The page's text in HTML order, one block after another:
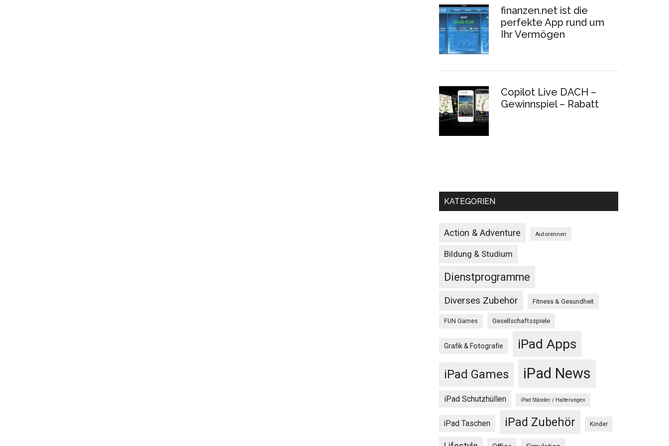
finanzen.net ist die
perfekte App rund um
Ihr Vermögen
Copilot Live DACH –
Gewinnspiel – Rabatt
KATEGORIEN
Action & Adventure Autorennen
Bildung & Studium
Dienstprogramme
Diverses Zubehör Fitness & Gesundheit
FUN Games Gesellschaftsspiele
Grafik & Fotografie iPad Apps
iPad Games iPad News
iPad Schutzhüllen iPad Ständer / Halterungen
iPad Taschen iPad Zubehör Kinder